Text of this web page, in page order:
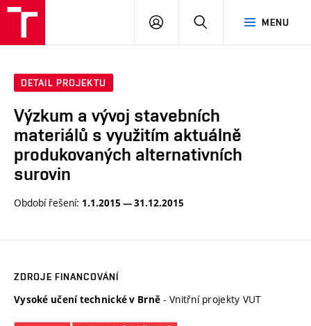
MENU
PŘIHLÁSIT
DETAIL PROJEKTU
Výzkum a vývoj stavebních
materiálů s využitím aktuálně
produkovaných alternativních
surovin
Období řešení: 1.1.2015 — 31.12.2015
ZDROJE FINANCOVÁNÍ
Vysoké učení technické v Brně - Vnitřní projekty VUT